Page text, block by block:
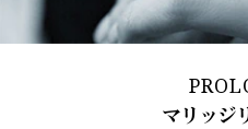
マリッジ